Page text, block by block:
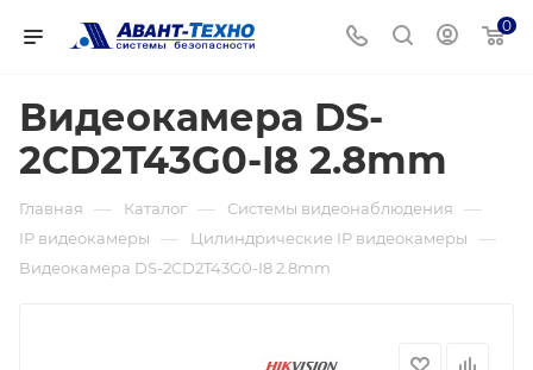
0
Видеокамера DS-
2CD2T43G0-I8 2.8mm
Главная — Каталог — Системы видеонаблюдения —
IP видеокамеры — Цилиндрические IP видеокамеры —
Видеокамера DS-2CD2T43G0-I8 2.8mm